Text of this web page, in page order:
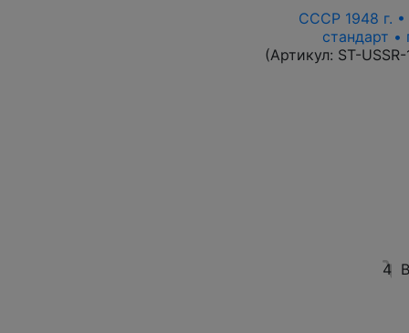
СССР 1948 г. •
стандарт
(Артикул: ST-
4